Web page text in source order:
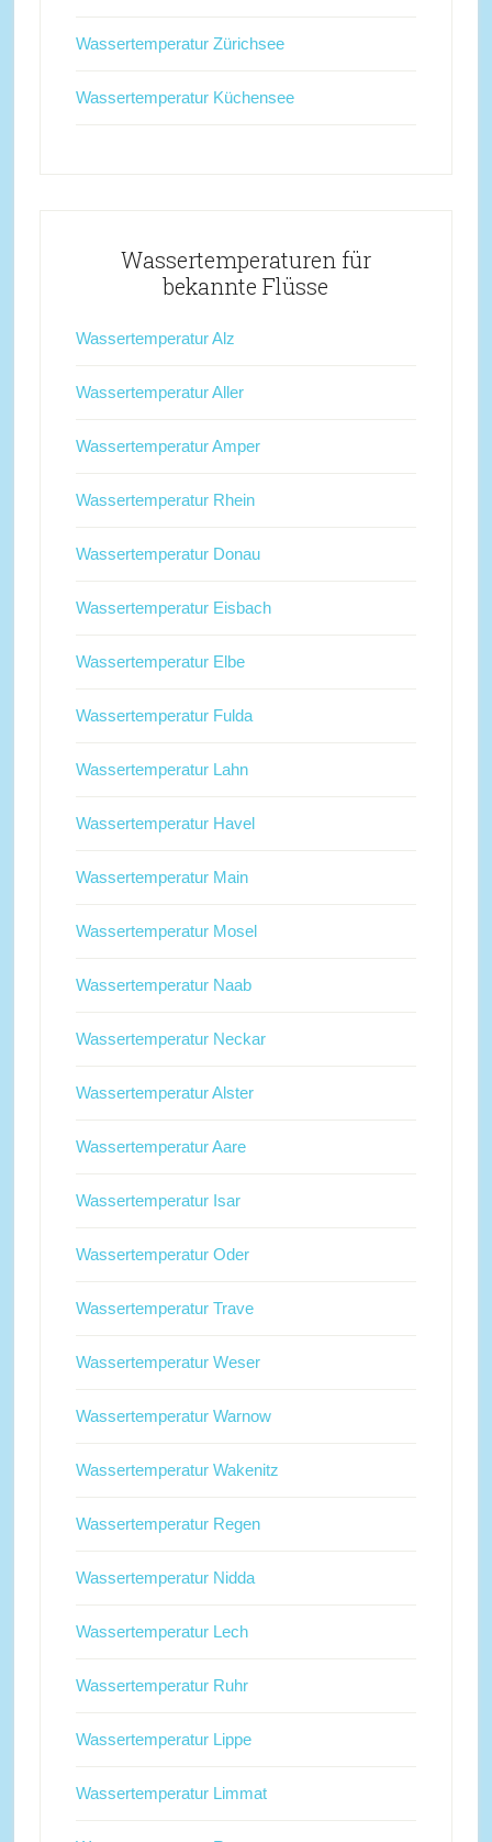
Wassertemperatur Zürichsee
Wassertemperatur Küchensee
Wassertemperaturen für
bekannte Flüsse
Wassertemperatur Alz
Wassertemperatur Aller
Wassertemperatur Amper
Wassertemperatur Rhein
Wassertemperatur Donau
Wassertemperatur Eisbach
Wassertemperatur Elbe
Wassertemperatur Fulda
Wassertemperatur Lahn
Wassertemperatur Havel
Wassertemperatur Main
Wassertemperatur Mosel
Wassertemperatur Naab
Wassertemperatur Neckar
Wassertemperatur Alster
Wassertemperatur Aare
Wassertemperatur Isar
Wassertemperatur Oder
Wassertemperatur Trave
Wassertemperatur Weser
Wassertemperatur Warnow
Wassertemperatur Wakenitz
Wassertemperatur Regen
Wassertemperatur Nidda
Wassertemperatur Lech
Wassertemperatur Ruhr
Wassertemperatur Lippe
Wassertemperatur Limmat